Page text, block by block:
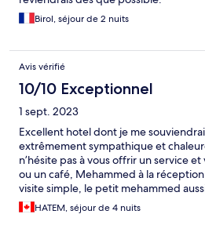
Birol, séjour de 2 nuits
Avis vérifié
10/10 Exceptionnel
1 sept. 2023
Excellent hotel dont je me
extrêmement sympathique et
n’hésite pas à vous offrir un service
ou un café, Mehammed à la
visite simple, le petit mehammed
service qui est la pour vous assister
hôtel et je reviendrai sans doute une
HATEM, séjour de 4 nuits